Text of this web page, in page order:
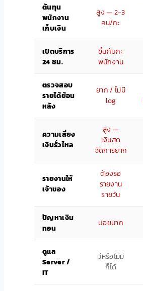
ต้นทุน
พนักงาน
เก็บเงิน
สูง — 2-3
คน/กะ
เปิดบริการ
24 ชม.
ขึ้นกับกะ
พนักงาน
ตรวจสอบ
รายได้ย้อน
หลัง
ยาก / ไม่มี
log
ความเสี่ยง
เงินรั่วไหล
สูง —
เงินสด
จัดการยาก
รายงานให้
เจ้าของ
ต้องรอ
รายงาน
รายวัน
ปัญหาเงิน
ทอน
บ่อยมาก
ดูแล
Server /
IT
มีหรือไม่มี
ก็ได้